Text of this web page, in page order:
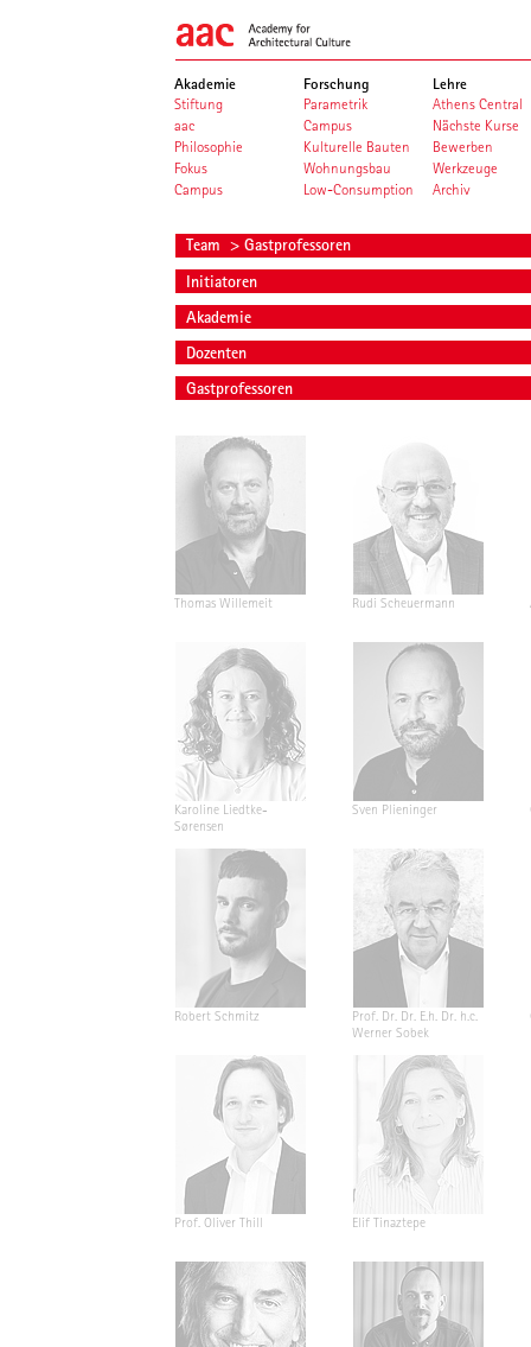
Akademie
Stiftung
aac
Philosophie
Fokus
Campus
Forschung
Parametrik
Campus
Kulturelle Bauten
Wohnungsbau
Low-Consumption
Lehre
Athens Central
Nächste Kurse
Bewerben
Werkzeuge
Archiv
Team > Gastprofessoren
Initiatoren
Akademie
Dozenten
Gastprofessoren
Thomas Willemeit Rudi Scheuermann
Karoline Liedtke-
Sørensen
Sven Plieninger
Robert Schmitz
Prof. Dr. Dr. E.h. Dr. h.c.
Werner Sobek
Prof. Oliver Thill Elif Tinaztepe